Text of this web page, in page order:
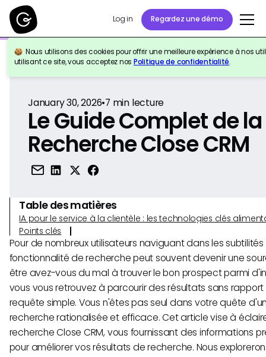
Log in Regardez une démo
Nous utilisons des cookies pour offrir une meilleure expérience à nos
utilisant ce site, vous acceptez nos Politique de confidentialité.
Retour à la référence
January 30, 2026•7 min lecture
Le Guide Complet de la
Recherche Close CRM
Table des matières
IA pour le service à la clientèle : les technologies clés
Points clés
Pour de nombreux utilisateurs naviguant dans les subtilités
fonctionnalité de recherche peut souvent devenir une
être avez-vous du mal à trouver le bon prospect parmi
vous vous retrouvez à parcourir des résultats sans
requête simple. Vous n'êtes pas seul dans votre quête
recherche rationalisée et efficace. Cet article vise à
recherche Close CRM, vous fournissant des informations
pour améliorer vos résultats de recherche. Nous